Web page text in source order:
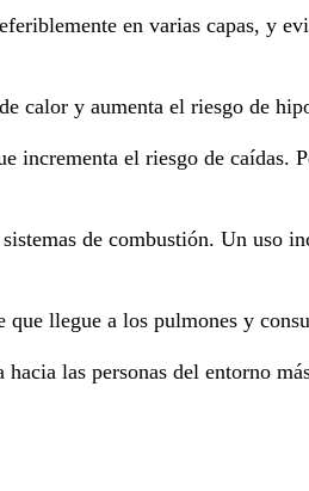
en varias capas, y
calor y aumenta el riesgo de
el riesgo de caídas.
de combustión. Un uso
llegue a los pulmones y
las personas del entorno